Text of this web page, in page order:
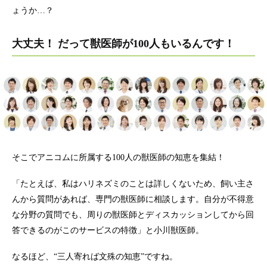
ょうか…？
大丈夫！ だって獣医師が100人もいるんです！
そこでアニコムに所属する100人の獣医師の知恵を集結！
「たとえば、私はハリネズミのことは詳しくないため、飼い主さ
んから質問があれば、専門の獣医師に相談します。自分が不得意
な分野の質問でも、周りの獣医師とディスカッションしてから回
答できるのがこのサービスの特徴」と小川獣医師。
なるほど、“三人寄れば文殊の知恵”ですね。